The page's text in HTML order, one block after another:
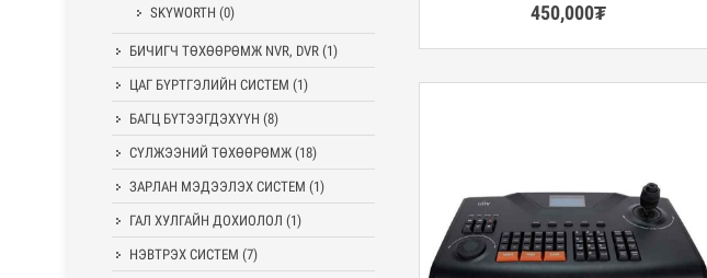
450,000₮
SKYWORTH (0)
БИЧИГЧ ТӨХӨӨРӨМЖ NVR, DVR (1)
ЦАГ БҮРТГЭЛИЙН СИСТЕМ (1)
БАГЦ БҮТЭЭГДЭХҮҮН (8)
СҮЛЖЭЭНИЙ ТӨХӨӨРӨМЖ (18)
ЗАРЛАН МЭДЭЭЛЭХ СИСТЕМ (1)
ГАЛ ХУЛГАЙН ДОХИОЛОЛ (1)
НЭВТРЭХ СИСТЕМ (7)